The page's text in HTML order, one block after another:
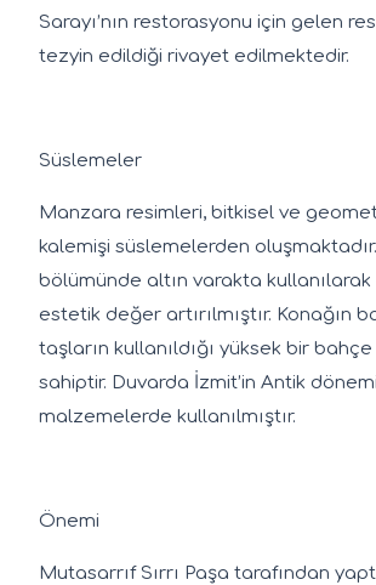
Sarayı’nın restorasyonu için gelen
tezyin edildiği rivayet edilmektedir.
Süslemeler
Manzara resimleri, bitkisel ve
kalemişi süslemelerden
bölümünde altın varakta
estetik değer artırılmıştır. Konağın
taşların kullanıldığı yüksek bir
sahiptir. Duvarda İzmit’in Antik
malzemelerde kullanılmıştır.
Önemi
Mutasarrıf Sırrı Paşa tarafından